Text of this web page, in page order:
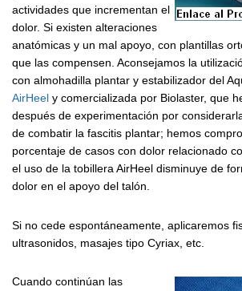
actividades que incrementan el
dolor. Si existen alteraciones
anatómicas y un mal apoyo, con plantillas
que las compensen. Aconsejamos la
con almohadilla plantar y estabilizador del
AirHeel y comercializada por Biolaster, que
después de experimentación por
de combatir la fascitis plantar; hemos
porcentaje de casos con dolor relacionado
el uso de la tobillera AirHeel disminuye de
dolor en el apoyo del talón.
Si no cede espontáneamente, aplicaremos
ultrasonidos, masajes tipo Cyriax, etc.
Cuando continúan las